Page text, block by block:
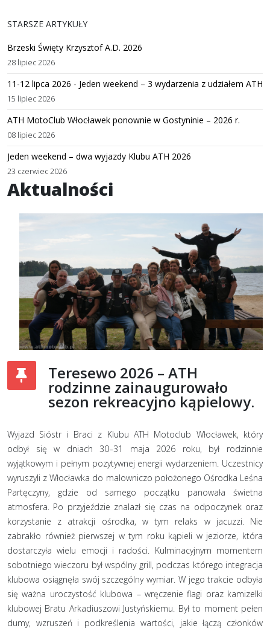
STARSZE ARTYKUŁY
Brzeski Święty Krzysztof A.D. 2026
28 lipiec 2026
11-12 lipca 2026 - Jeden weekend – 3 wydarzenia z udziałem ATH
15 lipiec 2026
ATH MotoClub Włocławek ponownie w Gostyninie – 2026 r.
08 lipiec 2026
Jeden weekend – dwa wyjazdy Klubu ATH 2026
23 czerwiec 2026
Aktualności
Teresewo 2026 – ATH
rodzinne zainaugurowało
sezon rekreacyjno kąpielowy.
Wyjazd Sióstr i Braci z Klubu ATH Motoclub Włocławek, który
odbył się w dniach 30–31 maja 2026 roku, był rodzinnie
wyjątkowym i pełnym pozytywnej energii wydarzeniem. Uczestnicy
wyruszyli z Włocławka do malowniczo położonego Ośrodka Leśna
Partęczyny, gdzie od samego początku panowała świetna
atmosfera. Po przyjeździe znalazł się czas na odpoczynek oraz
korzystanie z atrakcji ośrodka, w tym relaks w jacuzzi. Nie
zabrakło również pierwszej w tym roku kąpieli w jeziorze, która
dostarczyła wielu emocji i radości. Kulminacyjnym momentem
sobotniego wieczoru był wspólny grill, podczas którego integracja
klubowa osiągnęła swój szczególny wymiar. W jego trakcie odbyła
się ważna uroczystość klubowa – wręczenie flagi oraz kamizelki
klubowej Bratu Arkadiuszowi Justyńskiemu. Był to moment pełen
dumy, wzruszeń i podkreślenia wartości, jakie łączą członków